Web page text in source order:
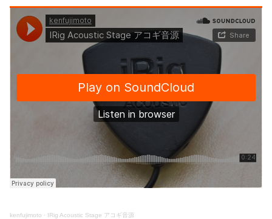
kenfujimoto · IRig Acoustic Stage アコギ音源